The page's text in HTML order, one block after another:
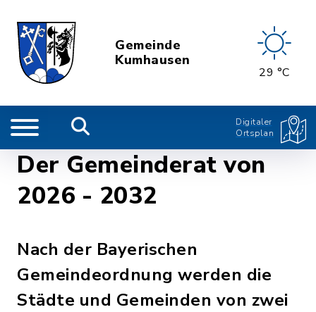
Gemeinde
Kumhausen
29 °C
Digitaler
Ortsplan
Der Gemeinderat von
2026 - 2032
Nach der Bayerischen
Gemeindeordnung werden die
Städte und Gemeinden von zwei